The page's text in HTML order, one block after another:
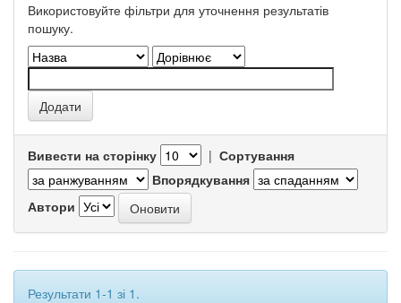
Використовуйте фільтри для уточнення результатів
пошуку.
Вивести на сторінку | Сортування
Впорядкування
Автори
Результати 1-1 зі 1.